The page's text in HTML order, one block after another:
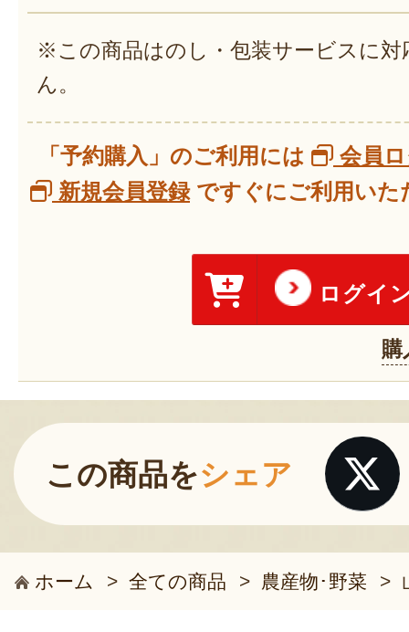
※この商品はのし・包装サービスに対
ん。
「予約購入」のご利用には
会員
新規会員登録ですぐにご利用いた
ログイ
購
この商品をシェア
ホーム > 全ての商品 > 農産物･野菜 >